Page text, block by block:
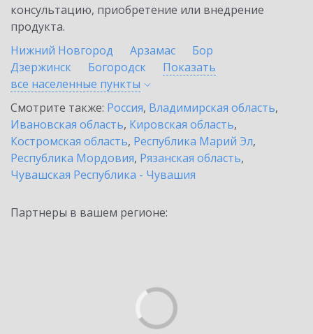
консультацию, приобретение или внедрение
продукта.
Нижний Новгород
Арзамас
Бор
Дзержинск
Богородск
Показать
все населенные пункты
Смотрите также: Россия, Владимирская область,
Ивановская область, Кировская область,
Костромская область, Республика Марий Эл,
Республика Мордовия, Рязанская область,
Чувашская Республика - Чувашия
Партнеры в вашем регионе: